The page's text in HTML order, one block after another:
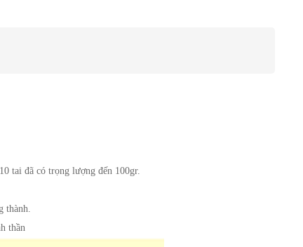
tai đã có trọng lượng đến 100gr.
thành.
thần